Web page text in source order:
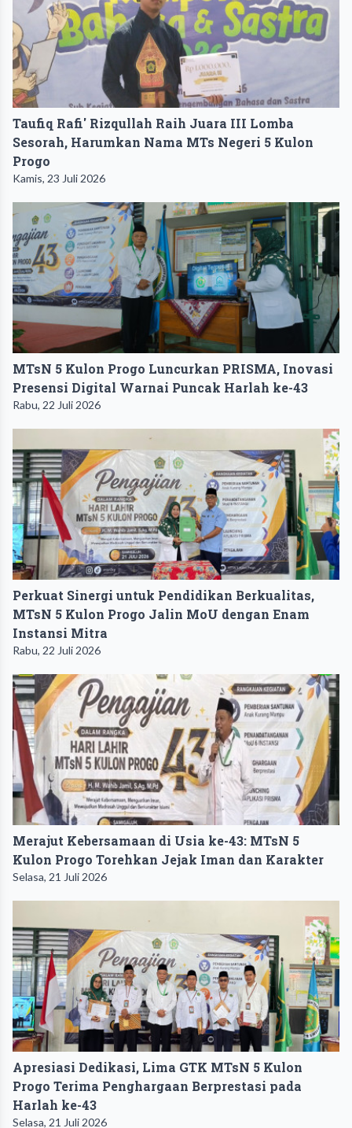
Taufiq Rafi' Rizqullah Raih Juara III Lomba
Sesorah, Harumkan Nama MTs Negeri 5 Kulon
Progo
Kamis, 23 Juli 2026
MTsN 5 Kulon Progo Luncurkan PRISMA, Inovasi
Presensi Digital Warnai Puncak Harlah ke-43
Rabu, 22 Juli 2026
Perkuat Sinergi untuk Pendidikan Berkualitas,
MTsN 5 Kulon Progo Jalin MoU dengan Enam
Instansi Mitra
Rabu, 22 Juli 2026
Merajut Kebersamaan di Usia ke-43: MTsN 5
Kulon Progo Torehkan Jejak Iman dan Karakter
Selasa, 21 Juli 2026
Apresiasi Dedikasi, Lima GTK MTsN 5 Kulon
Progo Terima Penghargaan Berprestasi pada
Harlah ke-43
Selasa, 21 Juli 2026